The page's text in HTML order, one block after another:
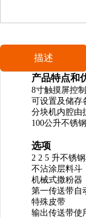
描述
产品特点和
8寸触摸屏控
可设置及储存
分块机内腔由
100公升不锈
选项
2 2 5 升不锈
不沾涂层料斗
机械式撒粉器
第一传送带自
特殊皮带
输出传送带使